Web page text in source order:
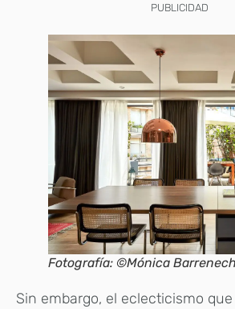
PUBLICIDAD
Fotografía: ©Mónica
Sin embargo, el eclecticismo